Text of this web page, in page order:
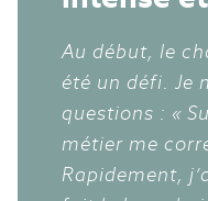
Au début, le
été un défi. Je
questions : «
métier me
Rapidement,